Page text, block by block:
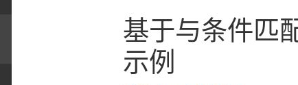
基于与条件匹
示例